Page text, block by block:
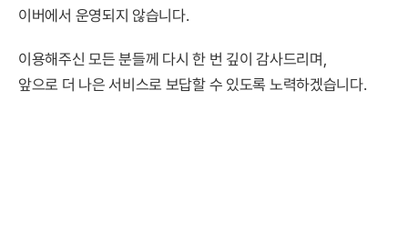
이버에서 운영되지 않습니다.
이용해주신 모든 분들께 다시 한 번 깊이 감사드리며,
앞으로 더 나은 서비스로 보답할 수 있도록 노력하겠습니다.